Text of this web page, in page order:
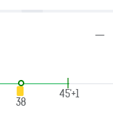
38
|
45'+1
—